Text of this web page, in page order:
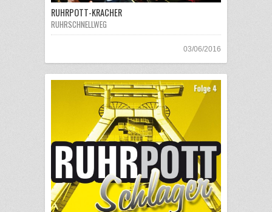
RUHRPOTT-KRACHER
RUHRSCHNELLWEG
03/06/2016